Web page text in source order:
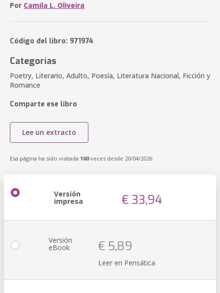
Por Camila L. Oliveira
Código del libro: 971974
Categorías
Poetry, Literario, Adulto, Poesía, Literatura Nacional, Ficción y
Romance
Comparte ese libro
Lee un extracto
Esa página ha sido visitada 160veces desde 20/04/2026
Versión
impresa € 33,94
Versión
eBook € 5,89
Leer en Pensática